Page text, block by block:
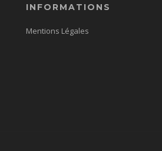
INFORMATIONS
Mentions Légales